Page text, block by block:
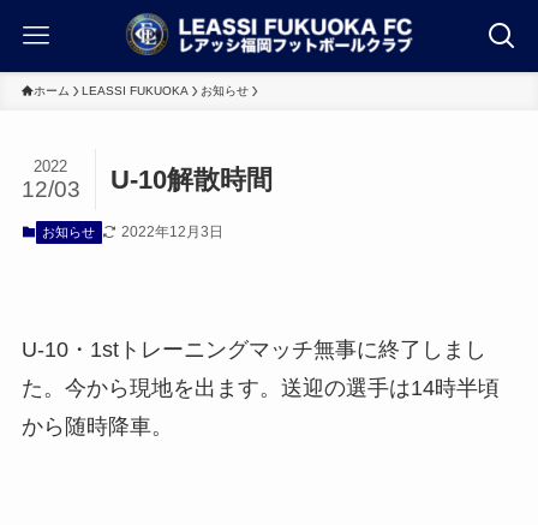
ホーム LEASSI FUKUOKA お知らせ
U-10解散時間
2022
12/03
お知らせ 2022年12月3日
U-10・1stトレーニングマッチ無事に終了しまし
た。今から現地を出ます。送迎の選手は14時半頃
から随時降車。